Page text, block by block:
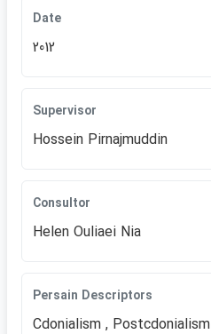
Date
2012
Supervisor
Hossein Pirnajmuddin
Consultor
Helen Ouliaei Nia
Persain Descriptors
Cdonialism ,